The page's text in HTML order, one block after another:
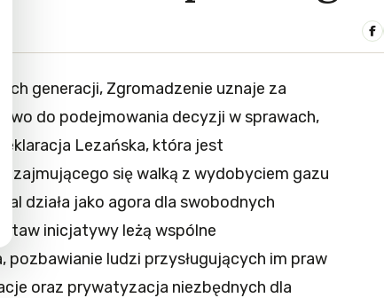
generacji, Zgromadzenie uznaje za
do podejmowania decyzji w sprawach,
Lezańska, która jest
zajmującego się walką z wydobyciem gazu
działa jako agora dla swobodnych
inicjatywy leżą wspólne
ludzi przysługujących im praw
oraz prywatyzacja niezbędnych dla